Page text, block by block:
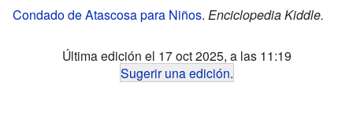
Condado de Atascosa para Niños. Enciclopedia Kiddle.
Última edición el 17 oct 2025, a las 11:19
Sugerir una edición.